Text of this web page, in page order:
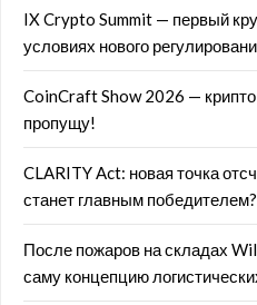
IX Crypto Summit — первый
условиях нового
CoinCraft Show 2026 —
пропущу!
CLARITY Act: новая точка
станет главным победителем?
После пожаров на складах
саму концепцию